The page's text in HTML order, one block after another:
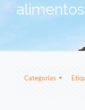
Categorias